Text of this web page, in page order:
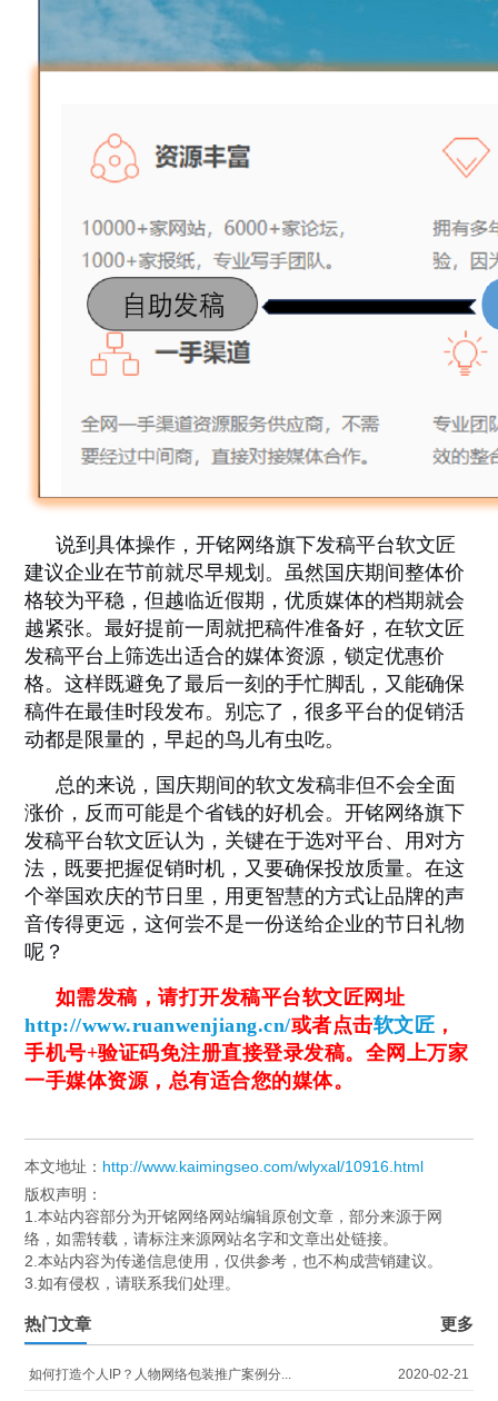
说到具体操作，开铭网络旗下发稿平台软文匠
建议企业在节前就尽早规划。虽然国庆期间整体价
格较为平稳，但越临近假期，优质媒体的档期就会
越紧张。最好提前一周就把稿件准备好，在软文匠
发稿平台上筛选出适合的媒体资源，锁定优惠价
格。这样既避免了最后一刻的手忙脚乱，又能确保
稿件在最佳时段发布。别忘了，很多平台的促销活
动都是限量的，早起的鸟儿有虫吃。
总的来说，国庆期间的软文发稿非但不会全面
涨价，反而可能是个省钱的好机会。开铭网络旗下
发稿平台软文匠认为，关键在于选对平台、用对方
法，既要把握促销时机，又要确保投放质量。在这
个举国欢庆的节日里，用更智慧的方式让品牌的声
音传得更远，这何尝不是一份送给企业的节日礼物
呢？
如需发稿，请打开发稿平台软文匠网址
http://www.ruanwenjiang.cn/或者点击软文匠 ，
手机号+验证码免注册直接登录发稿。全网上万家
一手媒体资源，总有适合您的媒体。
本文地址： http://www.kaimingseo.com/wlyxal/10916.html
版权声明：
1.本站内容部分为开铭网络网站编辑原创文章，部分来源于网
络，如需转载，请标注来源网站名字和文章出处链接。
2.本站内容为传递信息使用，仅供参考，也不构成营销建议。
3.如有侵权，请联系我们处理。
热门文章 更多
如何打造个人IP？人物网络包装推广案例分... 2020-02-21